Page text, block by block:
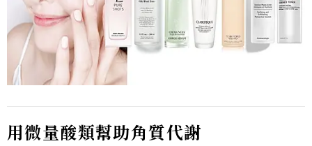
用微量酸類幫助角質代謝